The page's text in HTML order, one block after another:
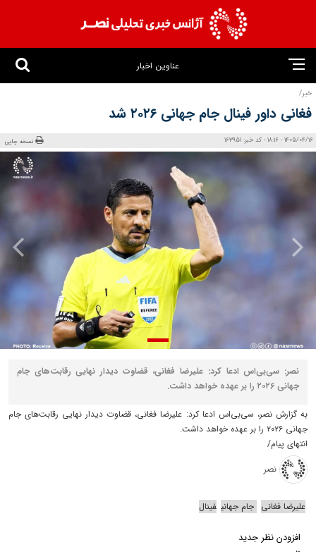
عناوین اخبار
خبر/
فغانی داور فینال جام جهانی ۲۰۲۶ شد
1405/04/16 - 18:16 - کد خبر: 163951 نسخه چاپی
نصر: سی‌بی‌اس ادعا کرد: علیرضا فغانی، قضاوت دیدار نهایی رقابت‌های جام
جهانی ۲۰۲۶ را بر عهده خواهد داشت.
به گزارش نصر، سی‌بی‌اس ادعا کرد: علیرضا فغانی، قضاوت دیدار نهایی رقابت‌های جام
جهانی ۲۰۲۶ را بر عهده خواهد داشت.
انتهای پیام/
نصر
علیرضا فغانی جام جهانی فینال
افزودن نظر جدید